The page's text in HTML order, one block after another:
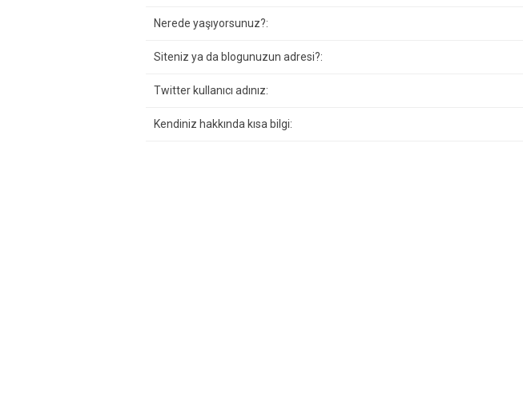
Nerede yaşıyorsunuz?:
Siteniz ya da blogunuzun adresi?:
Twitter kullanıcı adınız:
Kendiniz hakkında kısa bilgi: